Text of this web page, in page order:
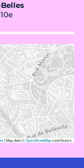
|Map data ©OpenStreetMapcontributors